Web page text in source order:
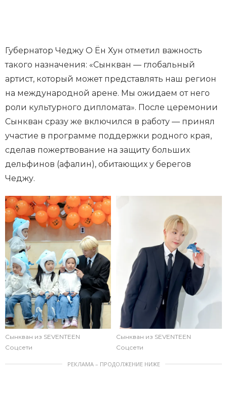
Губернатор Чеджу О Ён Хун отметил важность
такого назначения: «Сынкван — глобальный
артист, который может представлять наш регион
на международной арене. Мы ожидаем от него
роли культурного дипломата». После церемонии
Сынкван сразу же включился в работу — принял
участие в программе поддержки родного края,
сделав пожертвование на защиту больших
дельфинов (афалин), обитающих у берегов
Чеджу.
Сынкван из SEVENTEEN
Соцсети
Сынкван из SEVENTEEN
Соцсети
РЕКЛАМА – ПРОДОЛЖЕНИЕ НИЖЕ